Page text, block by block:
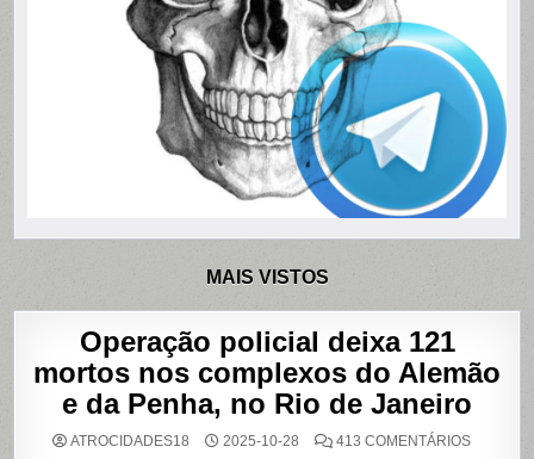
MAIS VISTOS
Operação policial deixa 121
mortos nos complexos do Alemão
e da Penha, no Rio de Janeiro
ATROCIDADES18 2025-10-28 413 COMENTÁRIOSEM